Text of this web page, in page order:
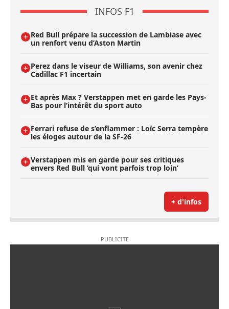
INFOS F1
Red Bull prépare la succession de Lambiase avec
un renfort venu d’Aston Martin
Perez dans le viseur de Williams, son avenir chez
Cadillac F1 incertain
Et après Max ? Verstappen met en garde les Pays-
Bas pour l’intérêt du sport auto
Ferrari refuse de s’enflammer : Loïc Serra tempère
les éloges autour de la SF-26
Verstappen mis en garde pour ses critiques
envers Red Bull ’qui vont parfois trop loin’
+ d'infos